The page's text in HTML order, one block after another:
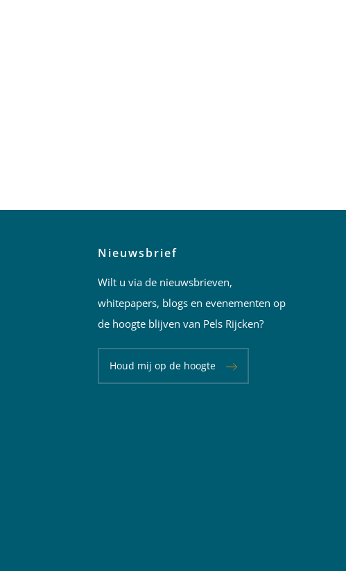
Nieuwsbrief
Wilt u via de nieuwsbrieven,
whitepapers, blogs en evenementen op
de hoogte blijven van Pels Rijcken?
Houd mij op de hoogte